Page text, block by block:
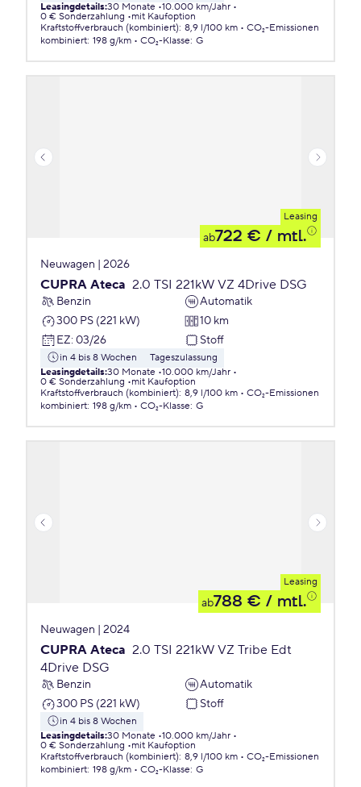
Leasingdetails:30 Monate 10.000 km/Jahr
0 € Sonderzahlung
mit Kaufoption
Kraftstoffverbrauch (kombiniert): 8,9 l/100 km
CO₂-Emissionen
kombiniert: 198 g/km CO₂-Klasse: G
Leasing
ab722 € / mtl.
Neuwagen | 2026
CUPRA Ateca 2.0 TSI 221kW VZ 4Drive DSG
Benzin
Automatik
300 PS (221 kW)
10 km
EZ: 03/26 Stoff
in 4 bis 8 Wochen
Tageszulassung
Leasingdetails:30 Monate 10.000 km/Jahr
0 € Sonderzahlung
mit Kaufoption
Kraftstoffverbrauch (kombiniert): 8,9 l/100 km
CO₂-Emissionen
kombiniert: 198 g/km CO₂-Klasse: G
Leasing
ab788 € / mtl.
Neuwagen | 2024
CUPRA Ateca 2.0 TSI 221kW VZ Tribe Edt
4Drive DSG
Benzin
Automatik
300 PS (221 kW)
Stoff
in 4 bis 8 Wochen
Leasingdetails:30 Monate 10.000 km/Jahr
0 € Sonderzahlung
mit Kaufoption
Kraftstoffverbrauch (kombiniert): 8,9 l/100 km
CO₂-Emissionen
kombiniert: 198 g/km CO₂-Klasse: G